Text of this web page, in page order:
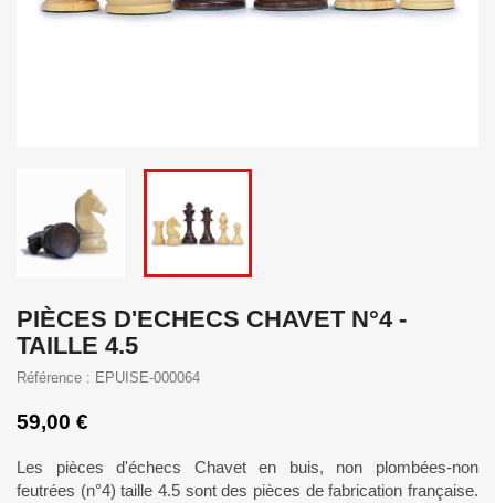
PIÈCES D'ECHECS CHAVET N°4 -
TAILLE 4.5
Référence : EPUISE-000064
59,00 €
Les pièces d'échecs Chavet en buis, non plombées-non
feutrées (n°4) taille 4.5 sont des pièces de fabrication française.